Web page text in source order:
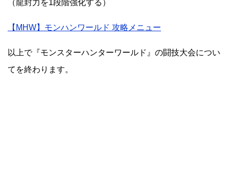
（龍封力を1段階強化する）
【MHW】モンハンワールド 攻略メニュー
以上で『モンスターハンターワールド』の闘技大会につい
てを終わります。